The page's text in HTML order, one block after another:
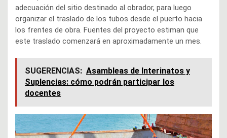
adecuación del sitio destinado al obrador, para luego
organizar el traslado de los tubos desde el puerto hacia
los frentes de obra. Fuentes del proyecto estiman que
este traslado comenzará en aproximadamente un mes.
SUGERENCIAS: Asambleas de Interinatos y
Suplencias: cómo podrán participar los
docentes